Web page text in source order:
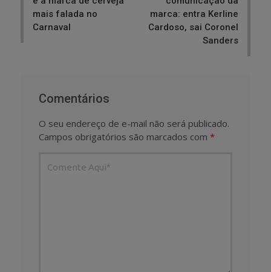
mais falada no
Carnaval
marca: entra Kerline
Cardoso, sai Coronel
Sanders
Comentários
O seu endereço de e-mail não será publicado.
Campos obrigatórios são marcados com *